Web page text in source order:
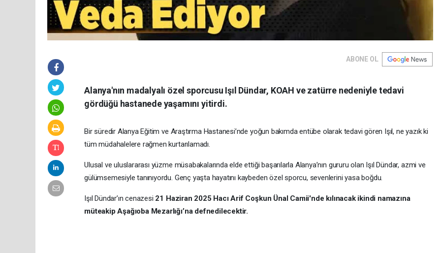
ABONE OL
Alanya'nın madalyalı özel sporcusu Işıl Dündar, KOAH ve zatürre nedeniyle tedavi
gördüğü hastanede yaşamını yitirdi.
Bir süredir Alanya Eğitim ve Araştırma Hastanesi’nde yoğun bakımda entübe olarak tedavi gören Işıl, ne yazık ki
tüm müdahalelere rağmen kurtarılamadı.
Ulusal ve uluslararası yüzme müsabakalarında elde ettiği başarılarla Alanya’nın gururu olan Işıl Dündar, azmi ve
gülümsemesiyle tanınıyordu. Genç yaşta hayatını kaybeden özel sporcu, sevenlerini yasa boğdu.
Işıl Dündar’ın cenazesi 21 Haziran 2025 Hacı Arif Coşkun Ünal Camii'nde kılınacak ikindi namazına
müteakip Aşağıoba Mezarlığı’na defnedilecektir.